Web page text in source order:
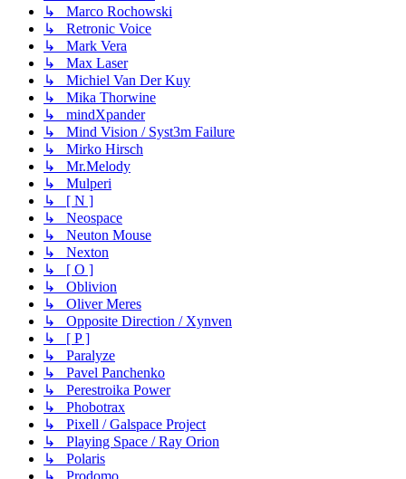
↳ Marco Rochowski
↳ Retronic Voice
↳ Mark Vera
↳ Max Laser
↳ Michiel Van Der Kuy
↳ Mika Thorwine
↳ mindXpander
↳ Mind Vision / Syst3m Failure
↳ Mirko Hirsch
↳ Mr.Melody
↳ Mulperi
↳ [ N ]
↳ Neospace
↳ Neuton Mouse
↳ Nexton
↳ [ O ]
↳ Oblivion
↳ Oliver Meres
↳ Opposite Direction / Xynven
↳ [ P ]
↳ Paralyze
↳ Pavel Panchenko
↳ Perestroika Power
↳ Phobotrax
↳ Pixell / Galspace Project
↳ Playing Space / Ray Orion
↳ Polaris
↳ Prodomo